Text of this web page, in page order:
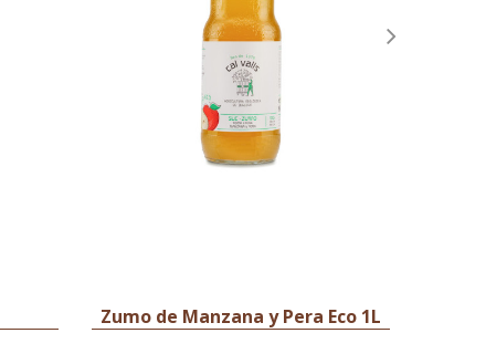
Zumo de Manzana y Pera Eco 1L